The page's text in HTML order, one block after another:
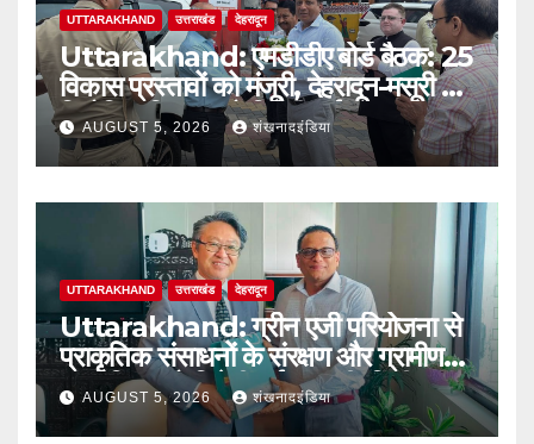
UTTARAKHAND उत्तराखंड देहरादून
Uttarakhand: एमडीडीए बोर्ड बैठक: 25
विकास प्रस्तावों को मंजूरी, देहरादून-मसूरी में
नियोजित विकास को मिलेगी नई रफ्तार
AUGUST 5, 2026 शंखनादइंडिया
UTTARAKHAND उत्तराखंड देहरादून
Uttarakhand: ग्रीन एजी परियोजना से
प्राकृतिक संसाधनों के संरक्षण और ग्रामीण
आजीविका को मिलेगी नई मजबूती: दिलीप
जावलकर
AUGUST 5, 2026 शंखनादइंडिया